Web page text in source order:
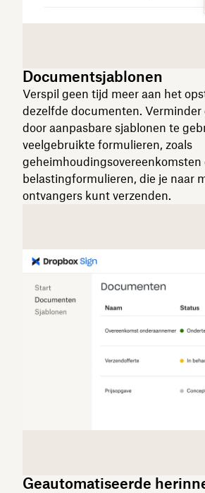
Documentsjablonen
Verspil geen tijd meer aan het
dezelfde documenten.
door aanpasbare sjablonen te
veelgebruikte formulieren, zoals
geheimhoudingsovereenkomsten
belastingformulieren, die je naar
ontvangers kunt verzenden.
Geautomatiseerde